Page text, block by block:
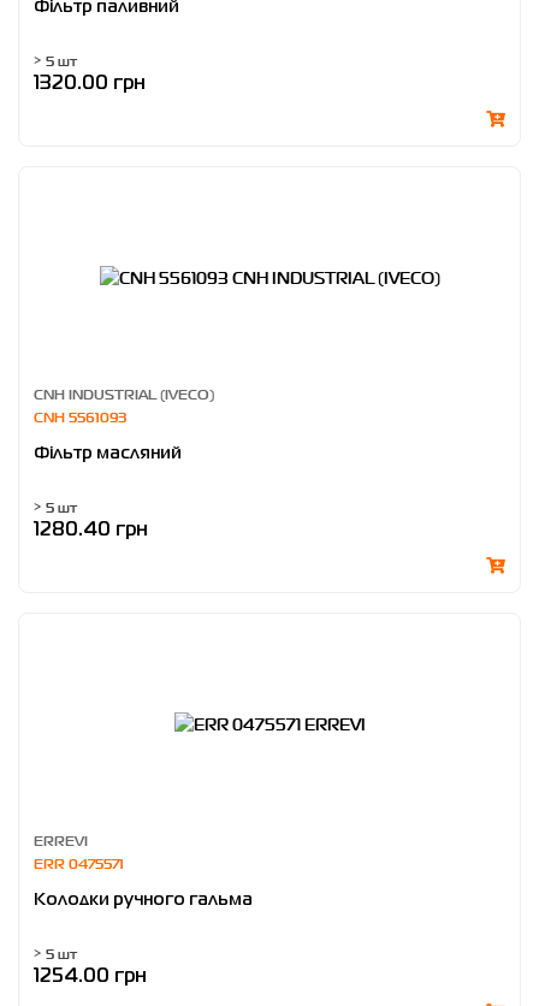
Фільтр паливний
> 5 шт
1320.00 грн
CNH INDUSTRIAL (IVECO)
CNH 5561093
Фільтр масляний
> 5 шт
1280.40 грн
ERREVI
ERR 0475571
Колодки ручного гальма
> 5 шт
1254.00 грн